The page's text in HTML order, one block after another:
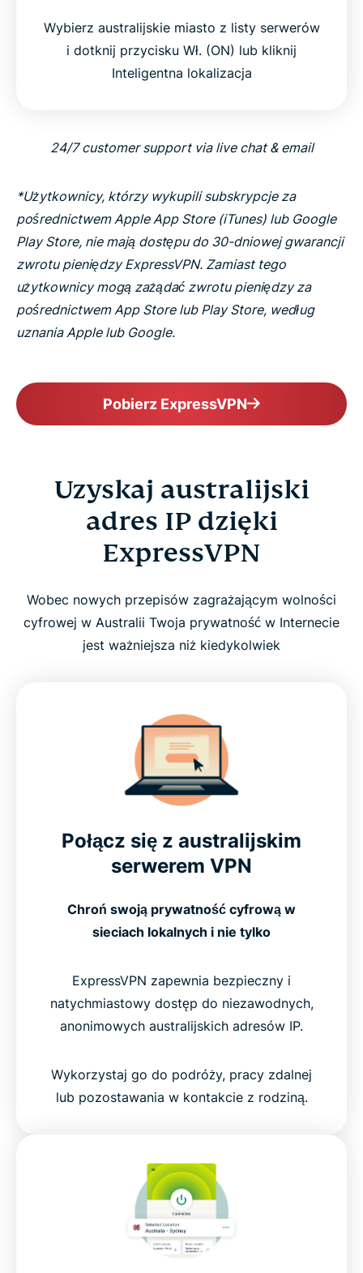
Wybierz australijskie miasto z listy serwerów
i dotknij przycisku Wł. (ON) lub kliknij
Inteligentna lokalizacja
24/7 customer support via live chat & email
*Użytkownicy, którzy wykupili subskrypcje za
pośrednictwem Apple App Store (iTunes) lub Google
Play Store, nie mają dostępu do 30-dniowej gwarancji
zwrotu pieniędzy ExpressVPN. Zamiast tego
użytkownicy mogą zażądać zwrotu pieniędzy za
pośrednictwem App Store lub Play Store, według
uznania Apple lub Google.
Pobierz ExpressVPN
Uzyskaj australijski
adres IP dzięki
ExpressVPN
Wobec nowych przepisów zagrażającym wolności
cyfrowej w Australii Twoja prywatność w Internecie
jest ważniejsza niż kiedykolwiek
Połącz się z australijskim
serwerem VPN
Chroń swoją prywatność cyfrową w
sieciach lokalnych i nie tylko
ExpressVPN zapewnia bezpieczny i
natychmiastowy dostęp do niezawodnych,
anonimowych australijskich adresów IP.
Wykorzystaj go do podróży, pracy zdalnej
lub pozostawania w kontakcie z rodziną.